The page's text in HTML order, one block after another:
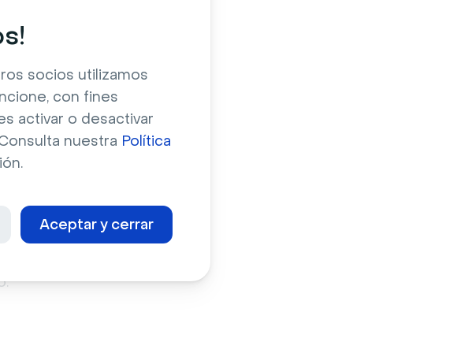
socios utilizamos
con fines
activar o desactivar
nuestra Política
Aceptar y cerrar
una
el atajo